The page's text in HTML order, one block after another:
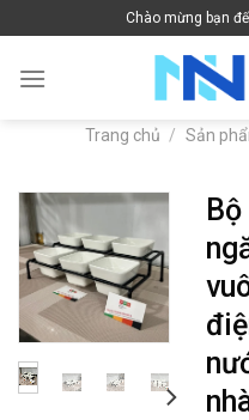
to
content
Chào mừng bạn
Trang chủ / Sản